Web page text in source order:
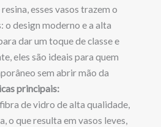
esses vasos trazem o
o design moderno e a alta
dar um toque de classe e
eles são ideais para quem
sem abrir mão da
principais:
de vidro de alta qualidade,
o que resulta em vasos leves,